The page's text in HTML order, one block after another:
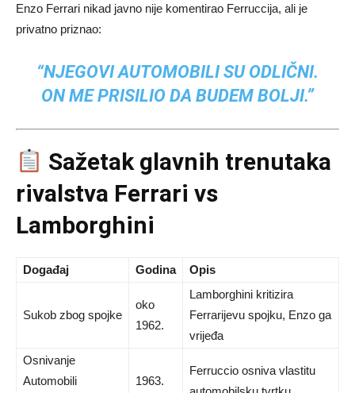
Enzo Ferrari nikad javno nije komentirao Ferruccija, ali je
privatno priznao:
“NJEGOVI AUTOMOBILI SU ODLIČNI.
ON ME PRISILIO DA BUDEM BOLJI.”
Sažetak glavnih trenutaka
rivalstva Ferrari vs
Lamborghini
Događaj Godina Opis
Sukob zbog spojke
oko
1962.
Lamborghini kritizira
Ferrarijevu spojku, Enzo ga
vrijeđa
Osnivanje
Automobili
1963.
Ferruccio osniva vlastitu